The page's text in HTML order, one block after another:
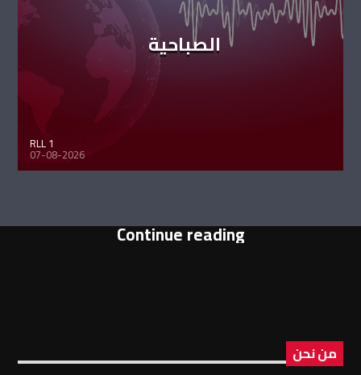
الصباحية
RLL 1
07-08-2026
Continue reading
من نحن